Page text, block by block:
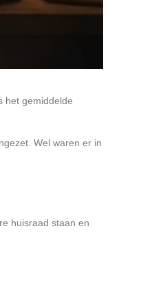
het gemiddelde
Wel waren er in
huisraad staan en